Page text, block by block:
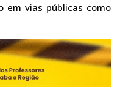
em vias públicas como